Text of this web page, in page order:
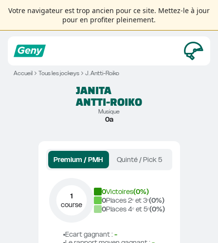
Votre navigateur est trop ancien pour ce site. Mettez-le à jour
pour en profiter pleinement.
Accueil Tous les jockeys J. Antti-Roiko
JANITA
ANTTI-ROIKO
Musique
0a
Premium / PMH Quinté / Pick 5
1
course
0Victoires(0%)
0Places 2ᵉ et 3ᵉ(0%)
0Places 4ᵉ et 5ᵉ(0%)
Ecart gagnant : -